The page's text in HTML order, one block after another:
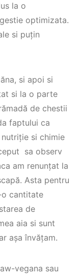
la o
optimizata.
si puțin
si apoi si
si la o parte
de chestii
faptului ca
si chimie
sa observ
am renunțat la
Asta pentru
o cantitate
de
aia si sunt
așa învățam.
vegana sau